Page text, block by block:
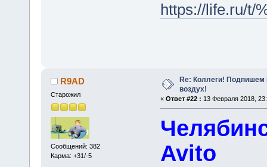
https://life.ru/t/
R9AD
Старожил
Сообщений: 382
Карма: +31/-5
Re: Коллеги! Подпишем
воздух!
« Ответ #22 : 13 Февраля 2018,
Avito